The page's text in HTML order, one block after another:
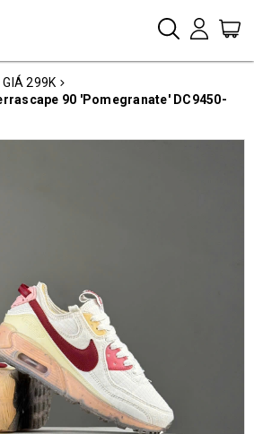
GIÁ 299K
90 'Pomegranate' DC9450-